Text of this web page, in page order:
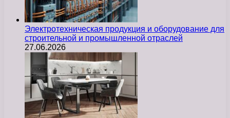
Электротехническая продукция и оборудование для
строительной и промышленной отраслей
27.06.2026